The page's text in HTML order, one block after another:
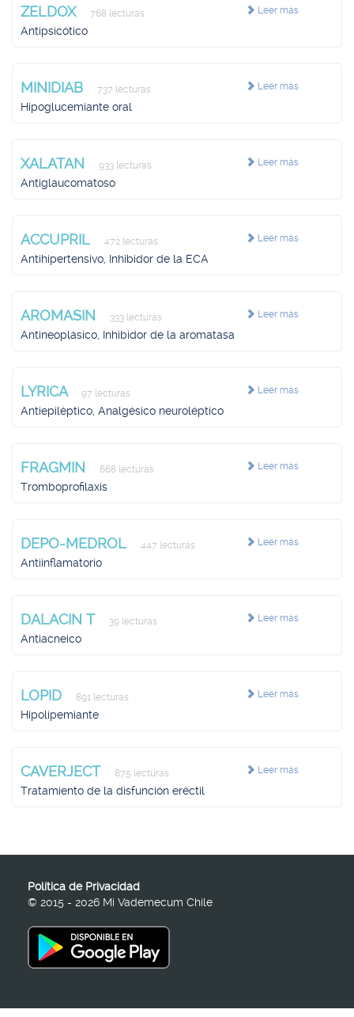
Leer más
ZELDOX 768 lecturas
Antipsicótico
Leer más
MINIDIAB 737 lecturas
Hipoglucemiante oral
Leer más
XALATAN 933 lecturas
Antiglaucomatoso
Leer más
ACCUPRIL 472 lecturas
Antihipertensivo, Inhibidor de la ECA
Leer más
AROMASIN 333 lecturas
Antineoplásico, Inhibidor de la aromatasa
Leer más
LYRICA 97 lecturas
Antiepiléptico, Analgésico neuroléptico
Leer más
FRAGMIN 668 lecturas
Tromboprofilaxis
Leer más
DEPO-MEDROL 447 lecturas
Antiinflamatorio
Leer más
DALACIN T 39 lecturas
Antiacneico
Leer más
LOPID 891 lecturas
Hipolipemiante
Leer más
CAVERJECT 875 lecturas
Tratamiento de la disfunción eréctil
Política de Privacidad
© 2015 - 2026 Mi Vademecum Chile